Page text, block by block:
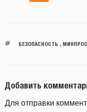
БЕЗОПАСНОСТЬ ,
Добавить
Для отправки